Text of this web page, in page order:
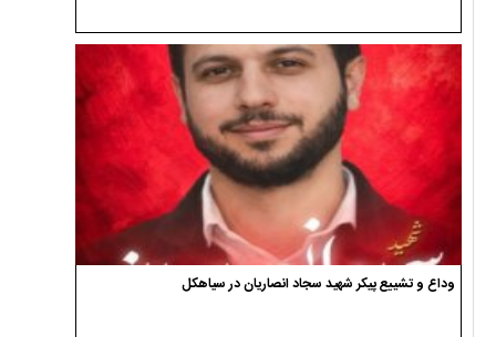
وداع و تشییع پیکر شهید سجاد انصاریان در سیاهکل